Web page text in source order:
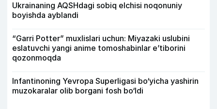
Ukrainaning AQSHdagi sobiq elchisi noqonuniy
boyishda ayblandi
“Garri Potter” muxlislari uchun: Miyazaki uslubini
eslatuvchi yangi anime tomoshabinlar e’tiborini
qozonmoqda
Infantinoning Yevropa Superligasi bo‘yicha yashirin
muzokaralar olib borgani fosh bo‘ldi